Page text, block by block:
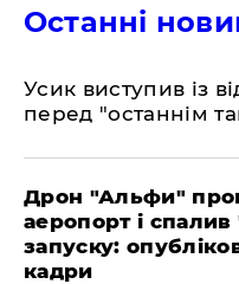
Останні
​Усик виступив із
перед "останнім
​Дрон "Альфи"
аеропорт і
запуску:
кадри